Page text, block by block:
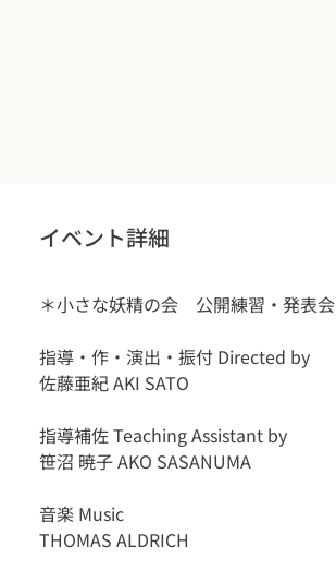
イベント詳細
＊小さな妖精の会　公開練習・発表会
​指導・作・演出・振付 Directed by
佐藤亜紀 AKI SATO
指導補佐 Teaching Assistant by
笹沼 暁子 AKO SASANUMA
音楽 Music
THOMAS ALDRICH